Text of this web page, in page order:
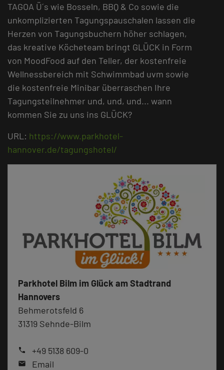
TAGOA Ü´s wie Bosseln, BBQ & Co sowie die
unkomplizierten Tagungspauschalen lassen die
Herzen von Tagungsbuchern höher schlagen,
das kreative Köcheteam bringt GLÜCK in Form
von MoodFood auf den Teller, der kostenfreie
Wellnessbereich mit Schwimmbad uvm sowie
die kostenfreie Minibar überraschen Ihre
Tagungsteilnehmer und, und, und... wann
kommen Sie zu uns ins GLÜCK?
URL: https://www.parkhotel-
hannover.de/tagungshotel/
Parkhotel Bilm im Glück am Stadtrand
Hannovers
Behmerotsfeld 6
31319 Sehnde-Bilm
phone +49 5138 609-0
mail Email